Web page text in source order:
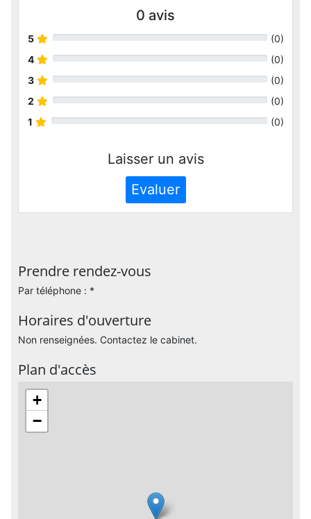
0 avis
5 (0)
4
(0)
3
(0)
2
(0)
1
(0)
Laisser un avis
Evaluer
Prendre rendez-vous
Par téléphone : *
Horaires d'ouverture
Non renseignées. Contactez le cabinet.
Plan d'accès
+
−